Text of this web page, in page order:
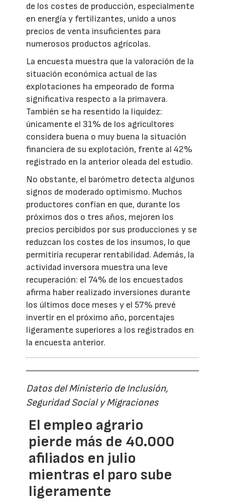
de los costes de producción, especialmente
en energía y fertilizantes, unido a unos
precios de venta insuficientes para
numerosos productos agrícolas.
La encuesta muestra que la valoración de la
situación económica actual de las
explotaciones ha empeorado de forma
significativa respecto a la primavera.
También se ha resentido la liquidez:
únicamente el 31% de los agricultores
considera buena o muy buena la situación
financiera de su explotación, frente al 42%
registrado en la anterior oleada del estudio.
No obstante, el barómetro detecta algunos
signos de moderado optimismo. Muchos
productores confían en que, durante los
próximos dos o tres años, mejoren los
precios percibidos por sus producciones y se
reduzcan los costes de los insumos, lo que
permitiría recuperar rentabilidad. Además, la
actividad inversora muestra una leve
recuperación: el 74% de los encuestados
afirma haber realizado inversiones durante
los últimos doce meses y el 57% prevé
invertir en el próximo año, porcentajes
ligeramente superiores a los registrados en
la encuesta anterior.
Datos del Ministerio de Inclusión,
Seguridad Social y Migraciones
El empleo agrario
pierde más de 40.000
afiliados en julio
mientras el paro sube
ligeramente